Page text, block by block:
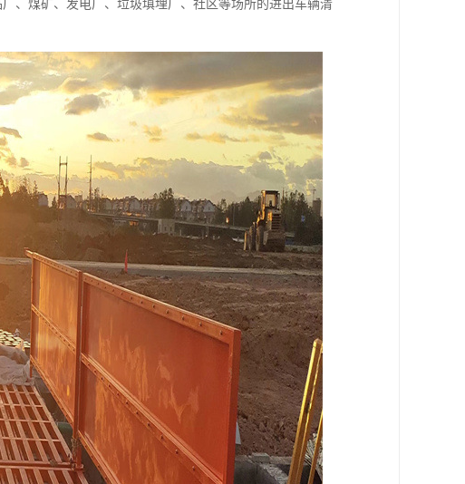
、煤矿、发电厂、垃圾填埋厂、社区等场所的进出车辆清